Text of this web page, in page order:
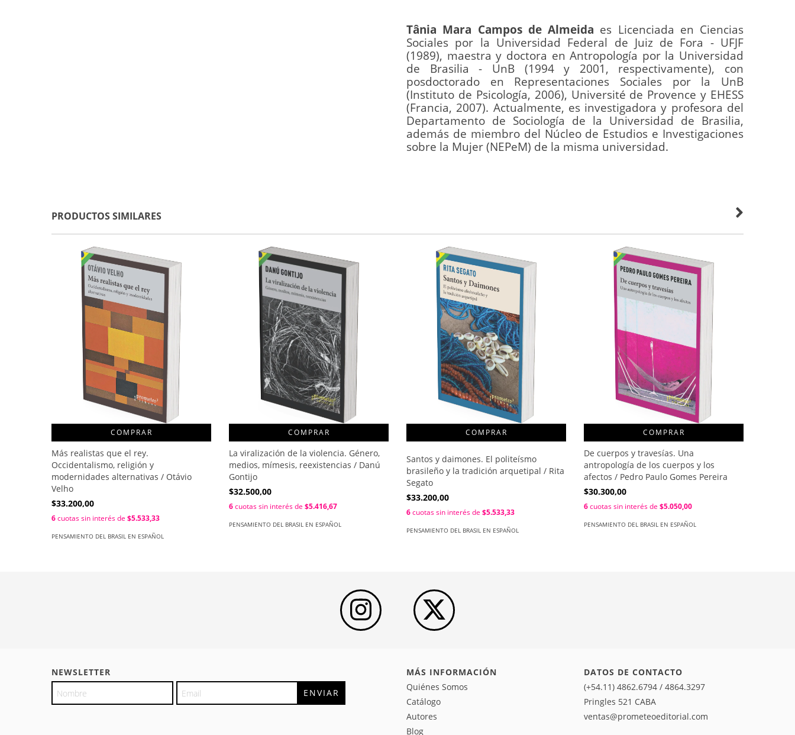
Tânia Mara Campos de Almeida es Licenciada en Ciencias
Sociales por la Universidad Federal de Juiz de Fora - UFJF
(1989), maestra y doctora en Antropología por la Universidad
de Brasilia - UnB (1994 y 2001, respectivamente), con
posdoctorado en Representaciones Sociales por la UnB
(Instituto de Psicología, 2006), Université de Provence y EHESS
(Francia, 2007). Actualmente, es investigadora y profesora del
Departamento de Sociología de la Universidad de Brasilia,
además de miembro del Núcleo de Estudios e Investigaciones
sobre la Mujer (NEPeM) de la misma universidad.
PRODUCTOS SIMILARES
COMPRAR
Más realistas que el rey.
Occidentalismo, religión y
modernidades alternativas / Otávio
Velho
$33.200,00
6cuotas sin interés de $5.533,33
PENSAMIENTO DEL BRASIL EN ESPAÑOL
COMPRAR
La viralización de la violencia. Género,
medios, mímesis, reexistencias / Danú
Gontijo
$32.500,00
6cuotas sin interés de $5.416,67
PENSAMIENTO DEL BRASIL EN ESPAÑOL
Santos y daimones. El politeísmo
brasileño y la tradición arquetipal / Rita
Segato
$33.200,00
6cuotas sin interés de $5.533,33
PENSAMIENTO DEL BRASIL EN ESPAÑOL
COMPRAR
De cuerpos y travesías. Una
antropología de los cuerpos y los
afectos / Pedro Paulo Gomes Pereira
$30.300,00
6cuotas sin interés de $5.050,00
PENSAMIENTO DEL BRASIL EN ESPAÑOL
NEWSLETTER
MÁS INFORMACIÓN
Quiénes Somos
Catálogo
Autores
Blog
DATOS DE CONTACTO
(+54.11) 4862.6794 / 4864.3297
Pringles 521 CABA
ventas@prometeoeditorial.com